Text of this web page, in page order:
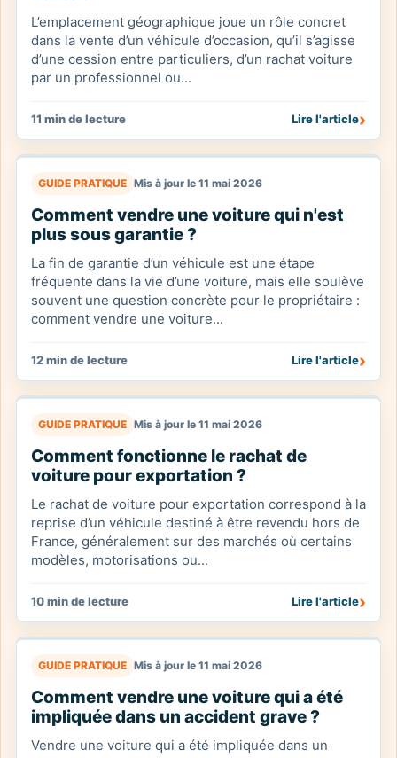
L’emplacement géographique joue un rôle concret
dans la vente d’un véhicule d’occasion, qu’il s’agisse
d’une cession entre particuliers, d’un rachat voiture
par un professionnel ou...
11 min de lecture Lire l'article›
GUIDE PRATIQUE Mis à jour le 11 mai 2026
Comment vendre une voiture qui n'est
plus sous garantie ?
La fin de garantie d’un véhicule est une étape
fréquente dans la vie d’une voiture, mais elle soulève
souvent une question concrète pour le propriétaire :
comment vendre une voiture...
12 min de lecture Lire l'article›
GUIDE PRATIQUE Mis à jour le 11 mai 2026
Comment fonctionne le rachat de
voiture pour exportation ?
Le rachat de voiture pour exportation correspond à la
reprise d’un véhicule destiné à être revendu hors de
France, généralement sur des marchés où certains
modèles, motorisations ou...
10 min de lecture Lire l'article›
GUIDE PRATIQUE Mis à jour le 11 mai 2026
Comment vendre une voiture qui a été
impliquée dans un accident grave ?
Vendre une voiture qui a été impliquée dans un